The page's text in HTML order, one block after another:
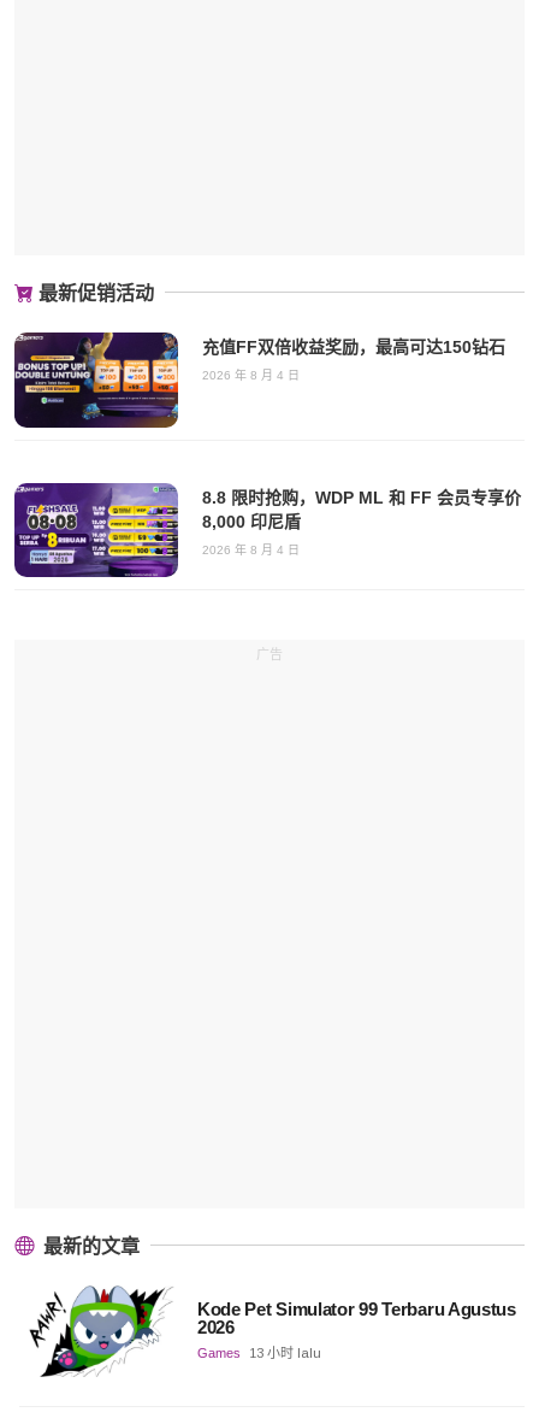
最新促销活动
充值FF双倍收益奖励，最高可达150钻石
2026 年 8 月 4 日
8.8 限时抢购，WDP ML 和 FF 会员专享价
8,000 印尼盾
2026 年 8 月 4 日
广告
最新的文章
Kode Pet Simulator 99 Terbaru Agustus
2026
Games 13 小时 lalu